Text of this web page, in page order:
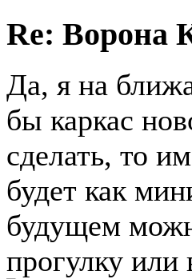
Re: Ворона
Да, я на
бы каркас
сделать, то
будет как
будущем
прогулку